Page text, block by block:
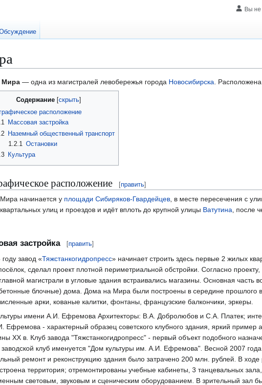
Мира — одна из магистралей левобережья города Новосибирска.
Содержание
расположение
Массовая застройка
Наземный общественный транспорт
1.2.1
Остановки
Культура
расположение [править]
начинается у площади Сибиряков-Гвардейцев, в месте пересечения с
улиц и проездов и идёт вплоть до крупной улицы Ватутина, после
застройка [править]
завод «Тяжстанкогидропресс» начинает строить здесь первые 2 жилых
сделал проект плотной периметриальной обстройки. Согласно
магистрали в угловые здания встраивались магазины. Основная
блочные) дома. Дома на Мира были построены в середине прошлого
арки, кованые калитки, фонтаны, французские балкончики, эркеры.
имени А.И. Ефремова Архитекторы: В.А. Добролюбов и С.А. Платек;
Ефремова - характерный образец советского клубного здания, яркий пример
XX в. Клуб завода "Тяжстанкогидропресс" - первый объект подобного
заводской клуб именуется "Дом культуры им. А.И. Ефремова". Весной 2007
ремонт и реконструкцию здания было затрачено 200 млн. рублей. В
территория; отремонтированы учебные кабинеты, 3 танцевальных
световым, звуковым и сценическим оборудованием. В зрительный зал
Вы не